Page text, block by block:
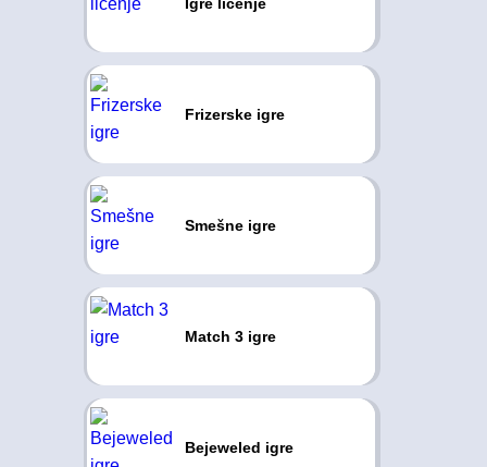
Frizerske igre
Smešne igre
Match 3 igre
Bejeweled igre